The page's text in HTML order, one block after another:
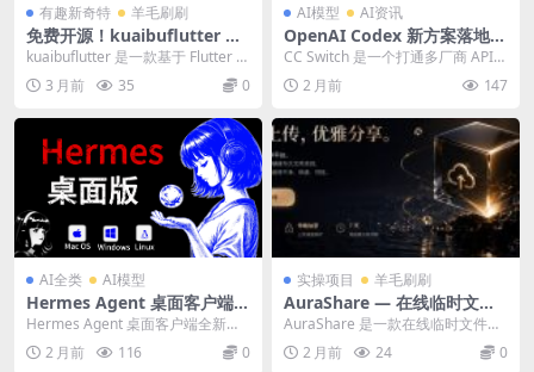
有趣新奇特 羊毛刷刷
免费开源！kuaibuflutter 跨
平台小说阅读器｜多源搜书离
kuaibuflutter 是一款基于 Flutter 开
发的跨平台小说阅读器，...
3 月前 35 0
AI模型 AI资讯
OpenAI Codex 新方案落地：
CC Switch 打通多厂商 API，
大模型
CC Switch 是一个打通多厂商 API
的解决方案，可以让 OpenAI ...
2 月前 147
AI全类 AI模型
Hermes Agent 桌面客户端全
新上线！Windows、macO
S、Linux 三系统全覆盖，零
基础新手也能一键轻松使用！
Hermes Agent 桌面客户端全新上
线！Windows、macOS、Lin...
2 月前 116 0
实操项目 羊毛刷刷
AuraShare — 在线临时文件
传输工具（2026），无需注册
AuraShare 是一款在线临时文件传
输工具，无需注册账号，上传文件
生成分享链...
2 月前 24 0